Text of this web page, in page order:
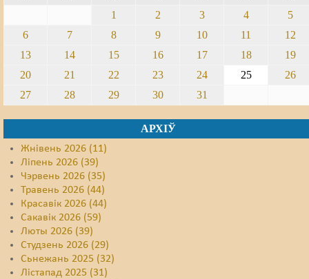
1 2 3 4
5
6
7 8 9 10 11
12
13
14 15 16 17 18
19
20
21 22 23 24 25
26
27
28 29 30 31
АРХІЎ
Жнівень 2026 (11)
Ліпень 2026 (39)
Чэрвень 2026 (35)
Травень 2026 (44)
Красавік 2026 (44)
Сакавік 2026 (59)
Люты 2026 (39)
Студзень 2026 (29)
Сьнежань 2025 (32)
Лістапад 2025 (31)
Суд
Сьмяротнае пакараньне
Сацыяльныя правы